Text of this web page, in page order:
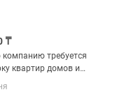
🕒 График:
₸
компанию требуется
квартир домов и
Ежедневная. -
- Возможно